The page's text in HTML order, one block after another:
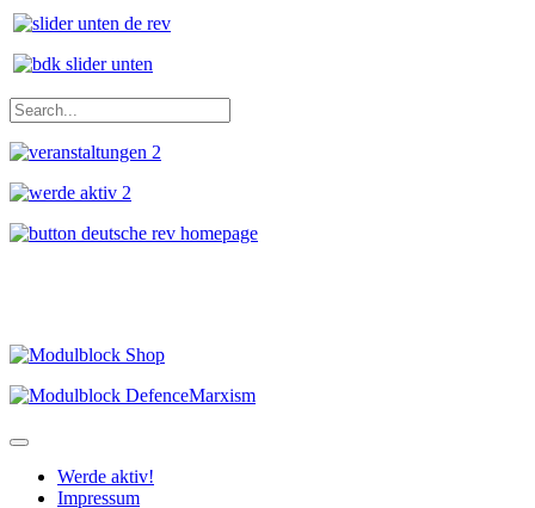
Werde aktiv!
Impressum